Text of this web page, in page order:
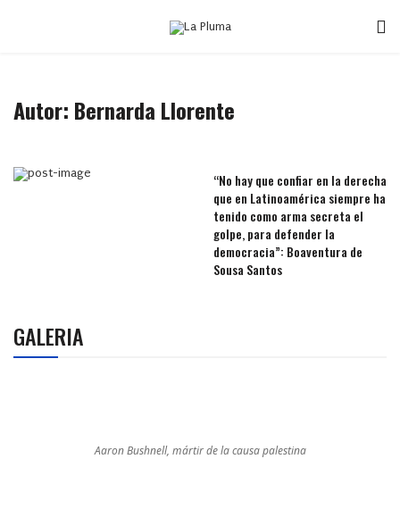
Autor: Bernarda Llorente
“No hay que confiar en la derecha
que en Latinoamérica siempre ha
tenido como arma secreta el
golpe, para defender la
democracia”: Boaventura de
Sousa Santos
GALERIA
Aaron Bushnell, mártir de la causa palestina